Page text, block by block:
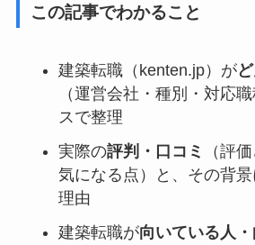
この記事でわかること
建築転職（kenten.jp）が
（運営会社・種別・対応
スで整理
実際の評判・口コミ
（評
気になる点）と、その背
理由
建築転職が向いている人